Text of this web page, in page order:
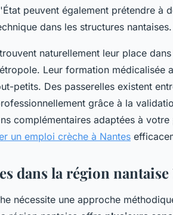
peuvent également prétendre à
dans les structures nantaises.
naturellement leur place
Leur formation médicalisée
petits. Des passerelles existent
grâce à la
complémentaires adaptées à
un emploi crèche à Nantes
dans la région nantaise
nécessite une approche